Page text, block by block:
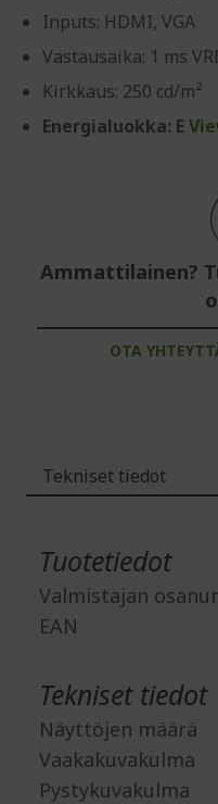
Inputs: HDMI, VGA
Vastausaika: 1 ms
Kirkkaus: 250 cd/m²
Energialuokka: E
Ammattilainen?
OTA
Tekniset tiedot
Tuotetiedot
Valmistajan
EAN
Tekniset tiedot
Näyttöjen määrä
Vaakakuvakulma
Pystykuvakulma